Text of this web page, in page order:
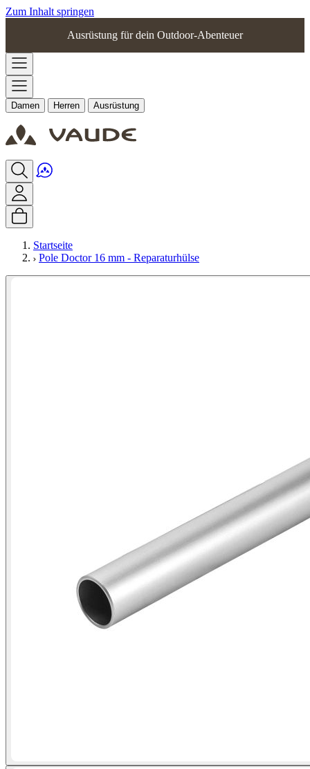
Zum Inhalt springen
Ausrüstung für dein Outdoor-Abenteuer
Damen Herren Ausrüstung
Startseite
Pole Doctor 16 mm - Reparaturhülse